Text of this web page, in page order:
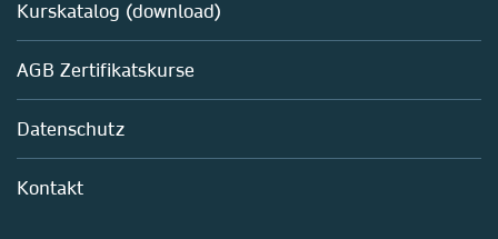
Fernstudium M. Sc. Biotechnologie
Biotechnologie
Chemie
Mitarbeiterführung im Labor
Kurskatalog (download)
AGB Zertifikatskurse
Datenschutz
Kontakt